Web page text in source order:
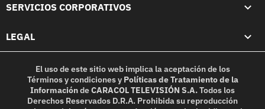
SERVICIOS CORPORATIVOS
LEGAL
El uso de este sitio web implica la aceptación de los
Términos y condicionesy Políticas de Tratamiento de la
InformacióndeCARACOL TELEVISIÓN S.A.Todos los
Derechos Reservados D.R.A. Prohibida su reproducción